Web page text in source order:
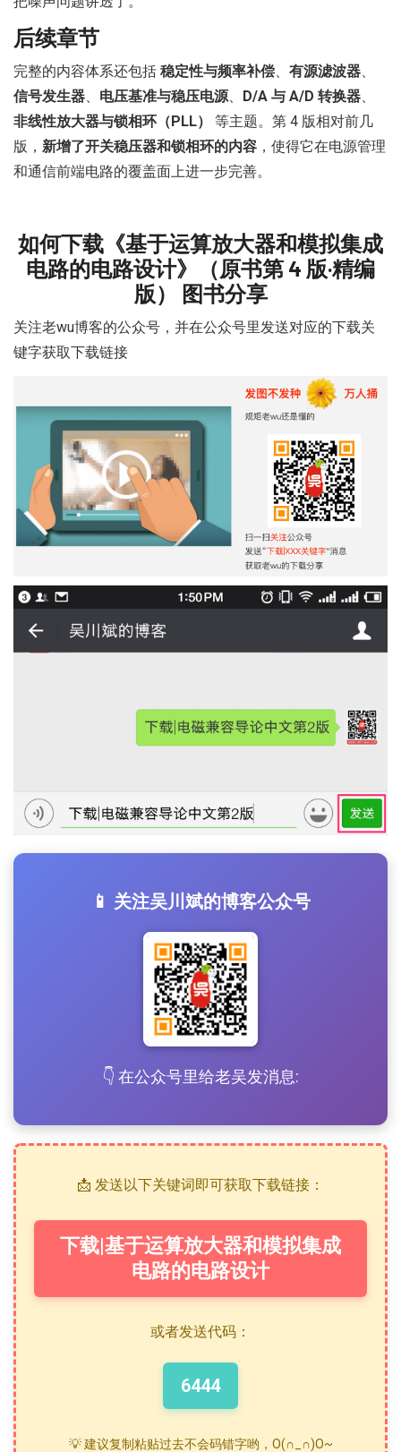
后续章节
完整的内容体系还包括 稳定性与频率补偿 有源滤波器
信号发生器
电压基准与稳压电源 D/A 与 A/D 转换器
非线性放大器与锁相环（PLL）
等主题。第 4 版相对前几
版， 新增了开关稳压器和锁相环的内容 ，使得它在电源管理
和通信前端电路的覆盖面上进一步完善。
如何下载《基于运算放大器和模拟集成
电路的电路设计》（原书第 4 版·精编
版） 图书分享
关注老wu博客的公众号 ，并在公众号里发送对应的下载关
键字获取下载链接
📱 关注吴川斌的博客公众号
👇 在公众号里给老吴发消息:
📩 发送以下关键词即可获取下载链接：
下载|基于运算放大器和模拟集成
电路的电路设计
或者发送代码：
6444
💡 建议复制粘贴过去不会码错字哟，O(∩_∩)O~